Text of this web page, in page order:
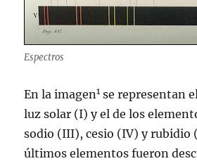
Espectros
En la imagen1 se representan
luz solar (I) y el de los
sodio (III), cesio (IV) y rubidio
últimos elementos fueron